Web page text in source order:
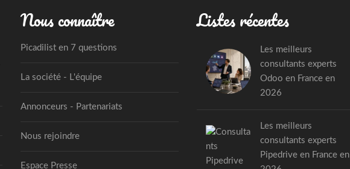
Nous connaître
Picadilist en 7 questions
La société - L'équipe
Annonceurs - Partenariats
Nous rejoindre
Espace Presse
Listes récentes
Les meilleurs
consultants experts
Odoo en France en
2026
Les meilleurs
consultants experts
Pipedrive en France en